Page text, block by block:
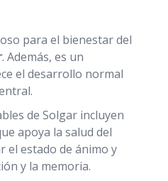
para el bienestar del
. Además, es un
el desarrollo normal
de Solgar incluyen
apoya la salud del
el estado de ánimo y
y la memoria.